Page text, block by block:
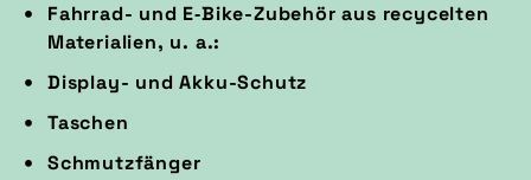
Fahrrad- und E‑Bike-Zubehör aus recycelten
Materialien, u. a.:
Display- und Akku-Schutz
Taschen
Schmutzfänger